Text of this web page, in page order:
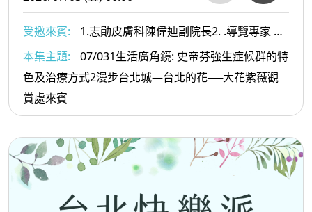
受邀來賓:
1.志勛皮膚科陳偉迪副院長2. .導覽專家 葉
倫會老師
本集主題:
07/031生活廣角鏡: 史帝芬強生症候群的特
色及治療方式2漫步台北城—台北的花──大花紫薇觀
賞處來賓